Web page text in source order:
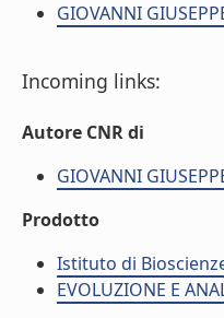
GIOVANNI
Incoming links:
Autore CNR di
GIOVANNI
Prodotto
Istituto di
EVOLUZIONE E